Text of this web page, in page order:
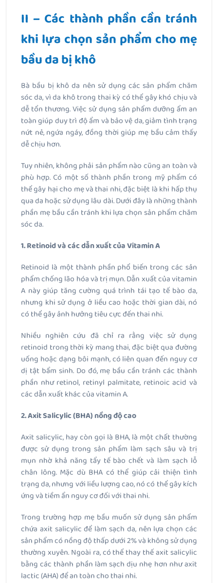
II – Các thành phần cần tránh
khi lựa chọn sản phẩm cho mẹ
bầu da bị khô
Bà bầu bị khô da nên sử dụng các sản phẩm chăm
sóc da, vì da khô trong thai kỳ có thể gây khó chịu và
dễ tổn thương. Việc sử dụng sản phẩm dưỡng ẩm an
toàn giúp duy trì độ ẩm và bảo vệ da, giảm tình trạng
nứt nẻ, ngứa ngáy, đồng thời giúp mẹ bầu cảm thấy
dễ chịu hơn.
Tuy nhiên, không phải sản phẩm nào cũng an toàn và
phù hợp. Có một số thành phần trong mỹ phẩm có
thể gây hại cho mẹ và thai nhi, đặc biệt là khi hấp thụ
qua da hoặc sử dụng lâu dài. Dưới đây là những thành
phần mẹ bầu cần tránh khi lựa chọn sản phẩm chăm
sóc da.
1. Retinoid và các dẫn xuất của Vitamin A
Retinoid là một thành phần phổ biến trong các sản
phẩm chống lão hóa và trị mụn. Dẫn xuất của vitamin
A này giúp tăng cường quá trình tái tạo tế bào da,
nhưng khi sử dụng ở liều cao hoặc thời gian dài, nó
có thể gây ảnh hưởng tiêu cực đến thai nhi.
Nhiều nghiên cứu đã chỉ ra rằng việc sử dụng
retinoid trong thời kỳ mang thai, đặc biệt qua đường
uống hoặc dạng bôi mạnh, có liên quan đến nguy cơ
dị tật bẩm sinh. Do đó, mẹ bầu cần tránh các thành
phần như retinol, retinyl palmitate, retinoic acid và
các dẫn xuất khác của vitamin A.
2. Axit Salicylic (BHA) nồng độ cao
Axit salicylic, hay còn gọi là BHA, là một chất thường
được sử dụng trong sản phẩm làm sạch sâu và trị
mụn nhờ khả năng tẩy tế bào chết và làm sạch lỗ
chân lông. Mặc dù BHA có thể giúp cải thiện tình
trạng da, nhưng với liều lượng cao, nó có thể gây kích
ứng và tiềm ẩn nguy cơ đối với thai nhi.
Trong trường hợp mẹ bầu muốn sử dụng sản phẩm
chứa axit salicylic để làm sạch da, nên lựa chọn các
sản phẩm có nồng độ thấp dưới 2% và không sử dụng
thường xuyên. Ngoài ra, có thể thay thế axit salicylic
bằng các thành phần làm sạch dịu nhẹ hơn như axit
lactic (AHA) để an toàn cho thai nhi.